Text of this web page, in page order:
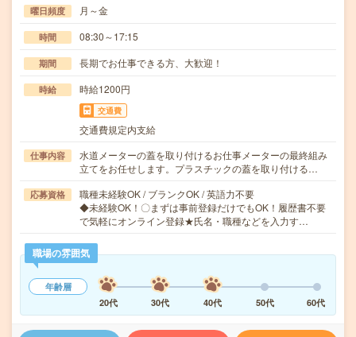
曜日頻度 月～金
時間 08:30～17:15
期間 長期でお仕事できる方、大歓迎！
時給 時給1200円
交通費
交通費規定内支給
仕事内容
水道メーターの蓋を取り付けるお仕事メーターの最終組み
立てをお任せします。プラスチックの蓋を取り付ける…
応募資格
職種未経験OK / ブランクOK / 英語力不要
◆未経験OK！〇まずは事前登録だけでもOK！履歴書不要
で気軽にオンライン登録★氏名・職種などを入力す…
職場の雰囲気
年齢層
20代
30代 40代 50代 60代